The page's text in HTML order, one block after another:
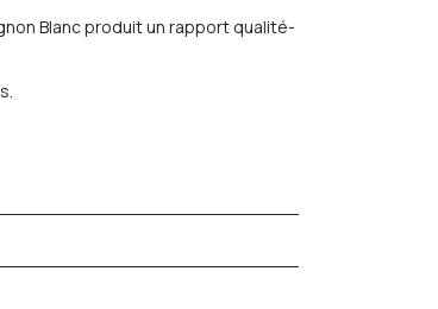
Blanc produit un rapport qualité-